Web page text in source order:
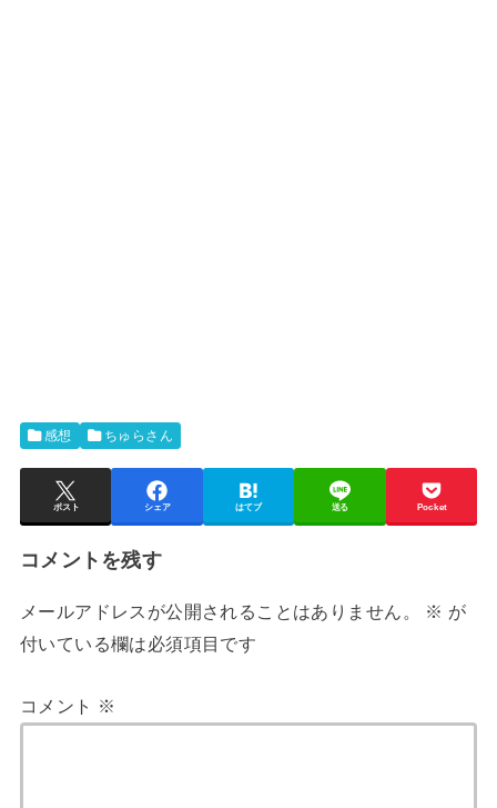
感想 ちゅらさん
ポスト シェア はてブ 送る Pocket
コメントを残す
メールアドレスが公開されることはありません。 ※ が
付いている欄は必須項目です
コメント ※